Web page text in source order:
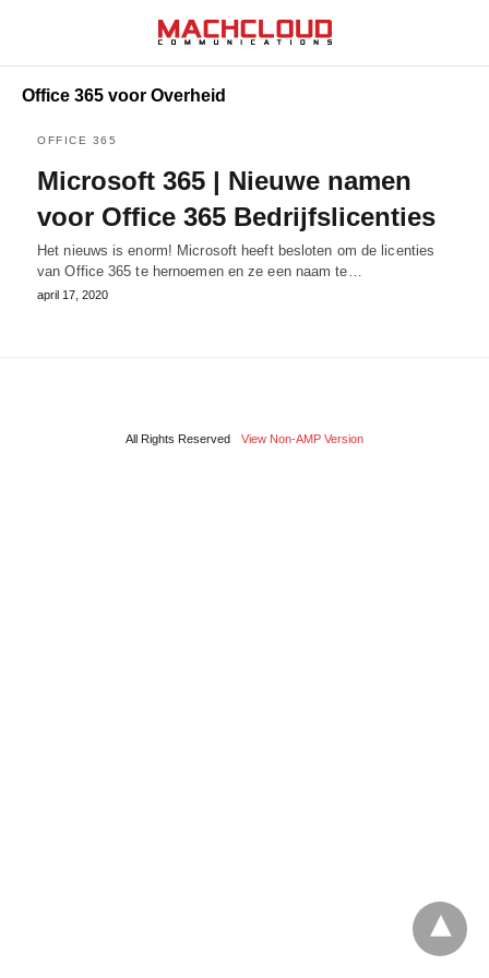
Office 365 voor Overheid
OFFICE 365
Microsoft 365 | Nieuwe namen
voor Office 365 Bedrijfslicenties
Het nieuws is enorm! Microsoft heeft besloten om de licenties
van Office 365 te hernoemen en ze een naam te…
april 17, 2020
All Rights Reserved View Non-AMP Version